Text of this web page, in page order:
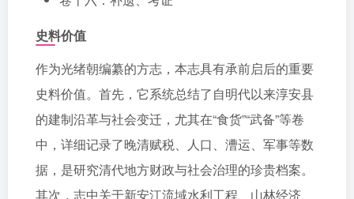
史料价值
作为光绪朝编纂的方志，本志具有承前启后的重要
史料价值。首先，它系统总结了自明代以来淳安县
的建制沿革与社会变迁，尤其在“食货”“武备”等卷
中，详细记录了晚清赋税、人口、漕运、军事等数
据，是研究清代地方财政与社会治理的珍贵档案。
其次，志中关于新安江流域水利工程、山林经济、